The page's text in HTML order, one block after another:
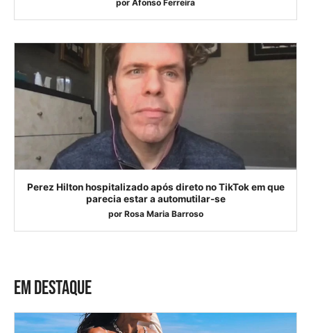
por Afonso Ferreira
Perez Hilton hospitalizado após direto no TikTok em que
parecia estar a automutilar-se
por Rosa Maria Barroso
EM DESTAQUE